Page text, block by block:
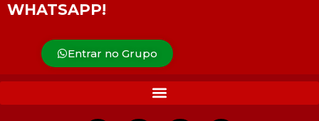
WHATSAPP!
Entrar no Grupo